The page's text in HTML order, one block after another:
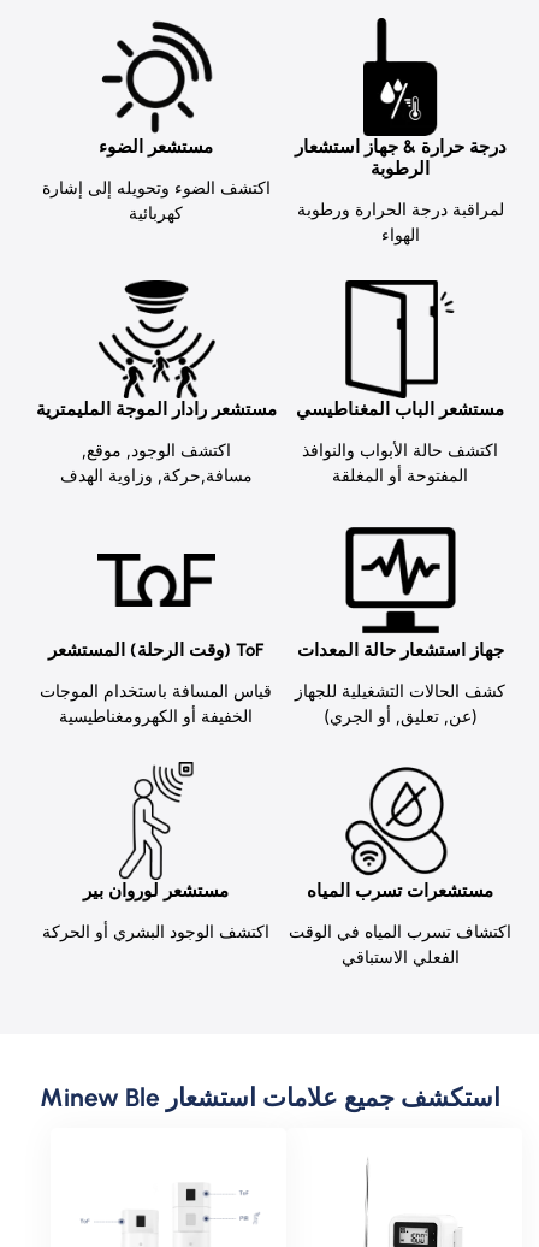
درجة حرارة & جهاز استشعار
الرطوبة
لمراقبة درجة الحرارة ورطوبة
الهواء
مستشعر الضوء
اكتشف الضوء وتحويله إلى إشارة
كهربائية
مستشعر الباب المغناطيسي
اكتشف حالة الأبواب والنوافذ
المفتوحة أو المغلقة
مستشعر رادار الموجة المليمترية
اكتشف الوجود, موقع,
مسافة,حركة, وزاوية الهدف
جهاز استشعار حالة المعدات
كشف الحالات التشغيلية للجهاز
(عن, تعليق, أو الجري)
ToF (وقت الرحلة) المستشعر
قياس المسافة باستخدام الموجات
الخفيفة أو الكهرومغناطيسية
مستشعرات تسرب المياه
اكتشاف تسرب المياه في الوقت
الفعلي الاستباقي
مستشعر لوروان بير
اكتشف الوجود البشري أو الحركة
استكشف جميع علامات استشعار Minew Ble